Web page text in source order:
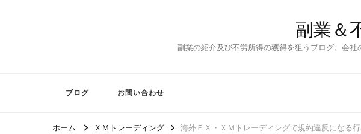
副業＆
副業の紹介及び不労所得の獲得を狙うブログ。会
ブログ お問い合わせ
ホーム ＸＭトレーディング 海外ＦＸ・ＸＭトレーディングで規約違反になる